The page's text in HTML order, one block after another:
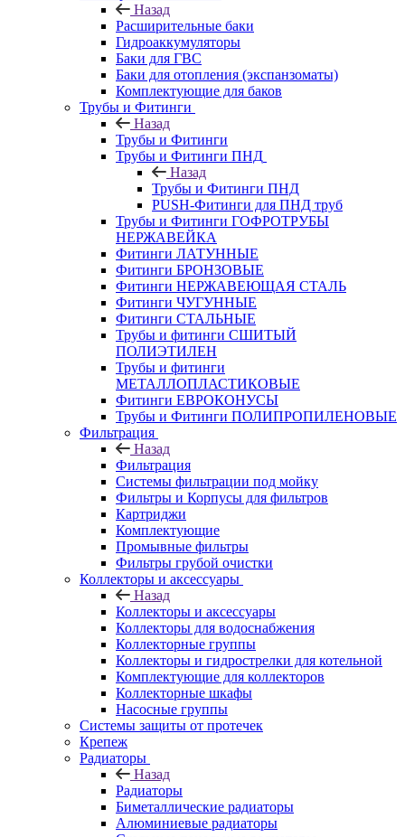
Назад
Расширительные баки
Гидроаккумуляторы
Баки для ГВС
Баки для отопления (экспанзоматы)
Комплектующие для баков
Трубы и Фитинги
Назад
Трубы и Фитинги
Трубы и Фитинги ПНД
Назад
Трубы и Фитинги ПНД
PUSH-Фитинги для ПНД труб
Трубы и Фитинги ГОФРОТРУБЫ
НЕРЖАВЕЙКА
Фитинги ЛАТУННЫЕ
Фитинги БРОНЗОВЫЕ
Фитинги НЕРЖАВЕЮЩАЯ СТАЛЬ
Фитинги ЧУГУННЫЕ
Фитинги СТАЛЬНЫЕ
Трубы и фитинги СШИТЫЙ
ПОЛИЭТИЛЕН
Трубы и фитинги
МЕТАЛЛОПЛАСТИКОВЫЕ
Фитинги ЕВРОКОНУСЫ
Трубы и Фитинги ПОЛИПРОПИЛЕНОВЫЕ
Фильтрация
Назад
Фильтрация
Системы фильтрации под мойку
Фильтры и Корпусы для фильтров
Картриджи
Комплектующие
Промывные фильтры
Фильтры грубой очистки
Коллекторы и аксессуары
Назад
Коллекторы и аксессуары
Коллекторы для водоснабжения
Коллекторные группы
Коллекторы и гидрострелки для котельной
Комплектующие для коллекторов
Коллекторные шкафы
Насосные группы
Системы защиты от протечек
Крепеж
Радиаторы
Назад
Радиаторы
Биметаллические радиаторы
Алюминиевые радиаторы